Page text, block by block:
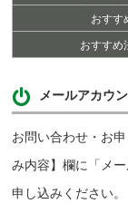
おすす
おすすめ
メールアカウ
お問い合わせ・お
み内容】欄に「メ
申し込みください。